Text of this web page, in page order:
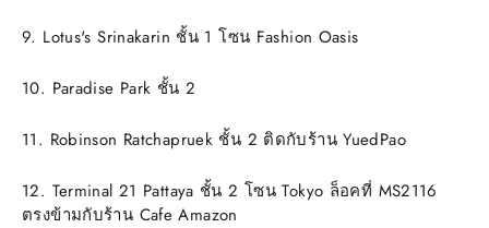
9. Lotus's Srinakarin ชั้น 1 โซน Fashion Oasis
10. Paradise Park ชั้น 2
11. Robinson Ratchapruek ชั้น 2 ติดกับร้าน YuedPao
12. Terminal 21 Pattaya ชั้น 2 โซน Tokyo ล็อคที่ MS2116
ตรงข้ามกับร้าน Cafe Amazon